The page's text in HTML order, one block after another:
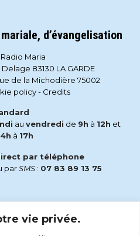
vie privée.
d’évangelisation
Maria
83130 LA GARDE
de la Michodière 75002
policy- Credits
au vendredi de 9h à 12h et
à 17h
par téléphone
parSMS : 07 83 89 13 75